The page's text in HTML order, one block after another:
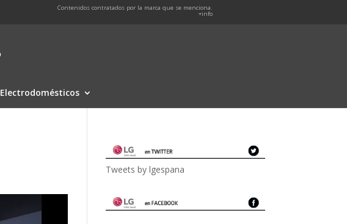
Contenidos contratados por la marca que se menciona.
+info
Electrodomésticos
Tweets by lgespana